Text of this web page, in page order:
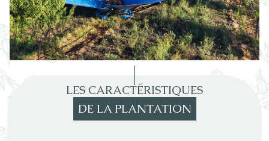
LES CARACTÉRISTIQUES
DE LA PLANTATION